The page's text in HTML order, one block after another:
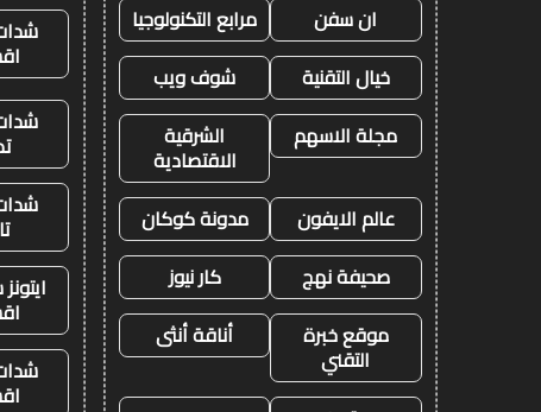
ان سفن
مرابع التكنولوجيا
خيال التقنية
شوف ويب
مجلة الاسهم
الشرقية
الاقتصادية
عالم الايفون
مدونة كوكان
صحيفة نهج
كار نيوز
موقع خبرة
التقني
أناقة أنثى